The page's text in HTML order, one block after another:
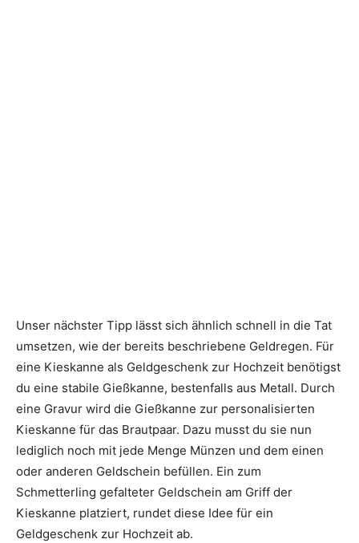
Unser nächster Tipp lässt sich ähnlich schnell in die Tat
umsetzen, wie der bereits beschriebene Geldregen. Für
eine Kieskanne als Geldgeschenk zur Hochzeit benötigst
du eine stabile Gießkanne, bestenfalls aus Metall. Durch
eine Gravur wird die Gießkanne zur personalisierten
Kieskanne für das Brautpaar. Dazu musst du sie nun
lediglich noch mit jede Menge Münzen und dem einen
oder anderen Geldschein befüllen. Ein zum
Schmetterling gefalteter Geldschein am Griff der
Kieskanne platziert, rundet diese Idee für ein
Geldgeschenk zur Hochzeit ab.